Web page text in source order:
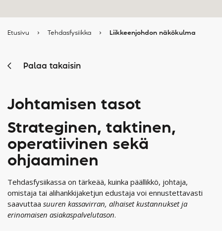
Etusivu › Tehdasfysiikka › Liikkeenjohdon näkökulma
Palaa takaisin
Johtamisen tasot
Strateginen, taktinen,
operatiivinen sekä
ohjaaminen
Tehdasfysiikassa on tärkeää, kuinka päällikkö, johtaja,
omistaja tai alihankkijaketjun edustaja voi ennustettavasti
saavuttaa suuren kassavirran, alhaiset kustannukset ja
erinomaisen asiakaspalvelutason.